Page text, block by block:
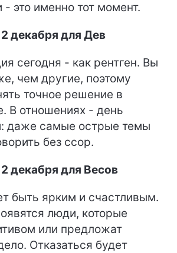
- это именно тот момент.
декабря для Дев
сегодня - как рентген. Вы
чем другие, поэтому
точное решение в
В отношениях - день
даже самые острые темы
без ссор.
декабря для Весов
быть ярким и счастливым.
люди, которые
или предложат
Отказаться будет